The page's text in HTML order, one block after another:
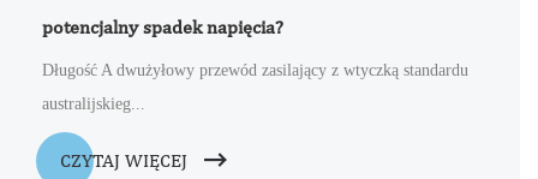
potencjalny spadek napięcia?
Długość A dwużyłowy przewód zasilający z wtyczką standardu
australijskieg...
CZYTAJ WIĘCEJ